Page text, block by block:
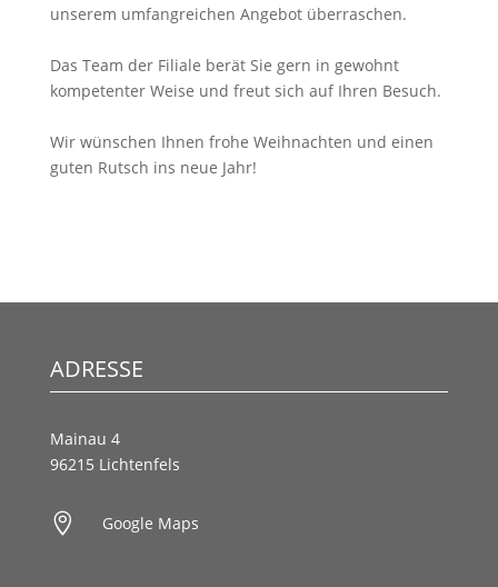
unserem umfangreichen Angebot überraschen.
Das Team der Filiale berät Sie gern in gewohnt
kompetenter Weise und freut sich auf Ihren Besuch.
Wir wünschen Ihnen frohe Weihnachten und einen
guten Rutsch ins neue Jahr!
ADRESSE
Mainau 4
96215 Lichtenfels
 Google Maps